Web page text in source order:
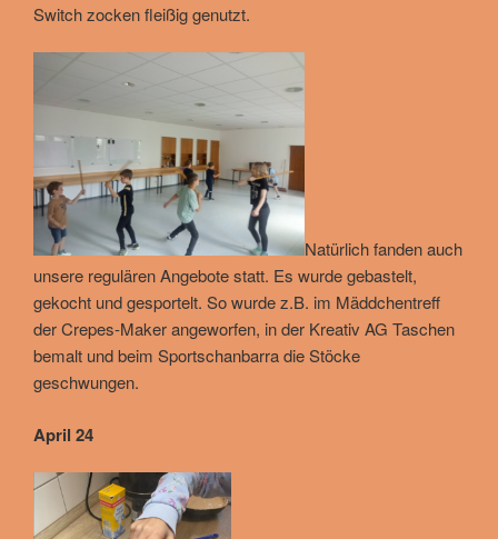
Switch zocken fleißig genutzt.
Natürlich fanden auch
unsere regulären Angebote statt. Es wurde gebastelt,
gekocht und gesportelt. So wurde z.B. im Mäddchentreff
der Crepes-Maker angeworfen, in der Kreativ AG Taschen
bemalt und beim Sportschanbarra die Stöcke
geschwungen.
April 24